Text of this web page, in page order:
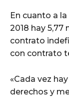
En cuanto a
2018 hay
contrato
con contrato
«Cada vez
derechos y